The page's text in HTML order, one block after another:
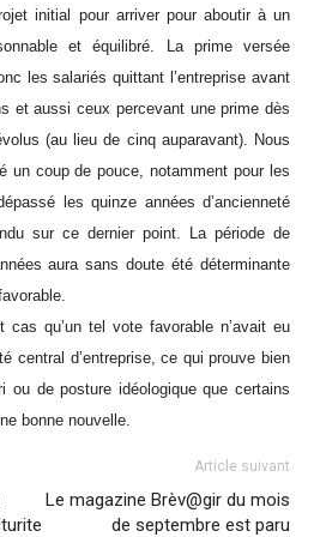
initial pour arriver pour aboutir à un
et équilibré. La prime versée
les salariés quittant l’entreprise avant
et aussi ceux percevant une prime dès
(au lieu de cinq auparavant). Nous
un coup de pouce, notamment pour les
les quinze années d’ancienneté
sur ce dernier point. La période de
aura sans doute été déterminante
qu’un tel vote favorable n’avait eu
central d’entreprise, ce qui prouve bien
ou de posture idéologique que certains
bonne nouvelle.
Article suivant
Le magazine Brèv@gir du mois
de septembre est paru